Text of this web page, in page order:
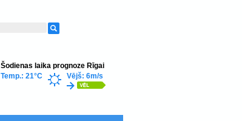
Šodienas laika prognoze Rīgai
Temp.: 21°C
Vējš: 6m/s